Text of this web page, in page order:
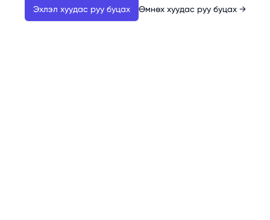
Эхлэл хуудас руу буцах Өмнөх хуудас руу буцах →